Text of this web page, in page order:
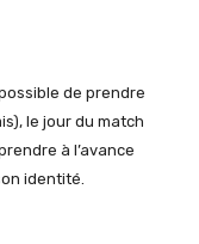
de prendre
le jour du match
à l’avance
identité.